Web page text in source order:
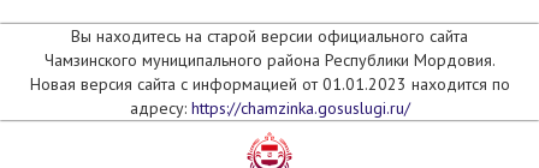
Вы находитесь на старой версии официального сайта
Чамзинского муниципального района Республики Мордовия.
Новая версия сайта с информацией от 01.01.2023 находится по
адресу: https://chamzinka.gosuslugi.ru/